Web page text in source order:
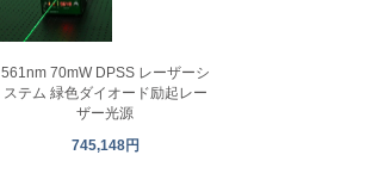
561nm 70mW DPSS レーザーシ
ステム 緑色ダイオード励起レー
ザー光源
745,148円